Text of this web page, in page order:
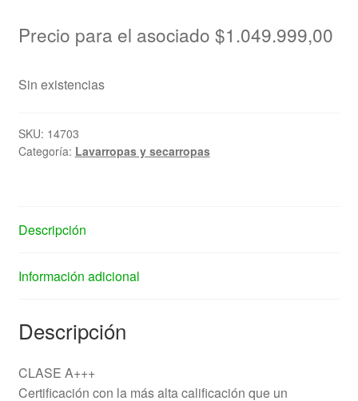
Precio para el asociado $1.049.999,00
Sin existencias
SKU: 14703
Categoría: Lavarropas y secarropas
Descripción
Información adicional
Descripción
CLASE A+++
Certificación con la más alta calificación que un